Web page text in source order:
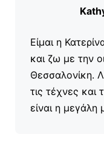
Είμαι η
και ζω με την
Θεσσαλονίκη.
τις τέχνες και
είναι η μεγάλη